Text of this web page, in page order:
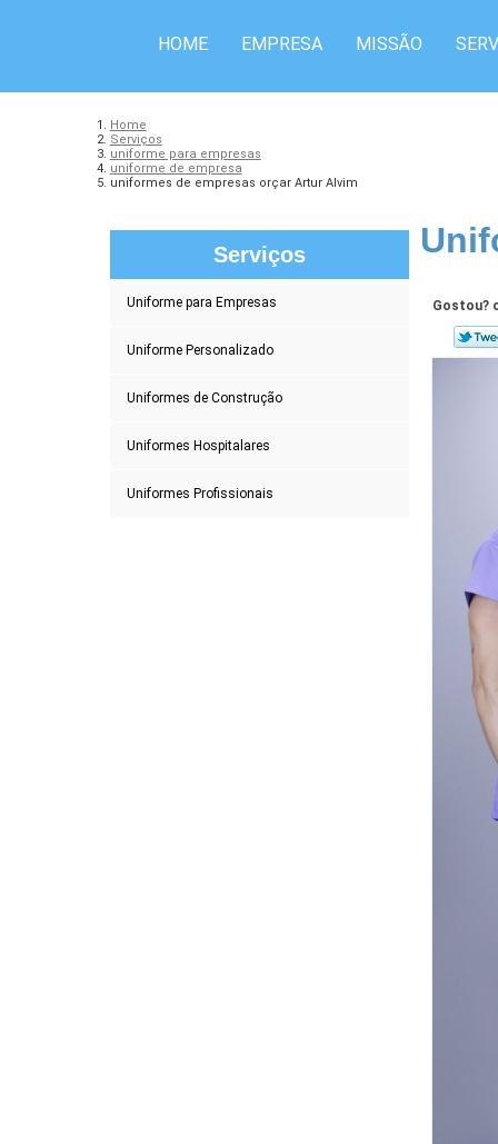
HOME EMPRESA MISSÃO
Home
Serviços
uniforme para empresas
uniforme de empresa
uniformes de empresas orçar Artur Alvim
Serviços
Uniforme para Empresas
Uniforme Personalizado
Uniformes de Construção
Uniformes Hospitalares
Uniformes Profissionais
Gostou?